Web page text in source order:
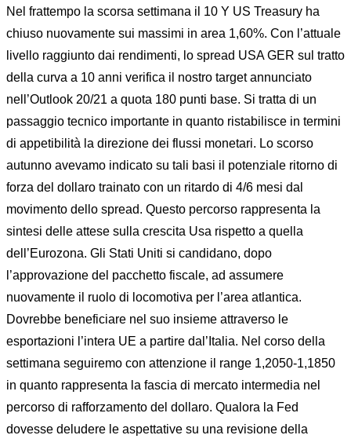
Nel frattempo la scorsa settimana il 10 Y US Treasury ha
chiuso nuovamente sui massimi in area 1,60%. Con l’attuale
livello raggiunto dai rendimenti, lo spread USA GER sul tratto
della curva a 10 anni verifica il nostro target annunciato
nell’Outlook 20/21 a quota 180 punti base. Si tratta di un
passaggio tecnico importante in quanto ristabilisce in termini
di appetibilità la direzione dei flussi monetari. Lo scorso
autunno avevamo indicato su tali basi il potenziale ritorno di
forza del dollaro trainato con un ritardo di 4/6 mesi dal
movimento dello spread. Questo percorso rappresenta la
sintesi delle attese sulla crescita Usa rispetto a quella
dell’Eurozona. Gli Stati Uniti si candidano, dopo
l’approvazione del pacchetto fiscale, ad assumere
nuovamente il ruolo di locomotiva per l’area atlantica.
Dovrebbe beneficiare nel suo insieme attraverso le
esportazioni l’intera UE a partire dal’Italia. Nel corso della
settimana seguiremo con attenzione il range 1,2050-1,1850
in quanto rappresenta la fascia di mercato intermedia nel
percorso di rafforzamento del dollaro. Qualora la Fed
dovesse deludere le aspettative su una revisione della